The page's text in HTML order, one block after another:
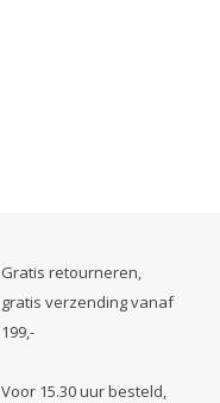
Gratis retourneren,
gratis verzending vanaf
199,-
Voor 15.30 uur besteld,